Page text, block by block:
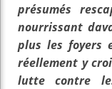
présumés
nourrissant
plus les foyers
réellement y
lutte contre